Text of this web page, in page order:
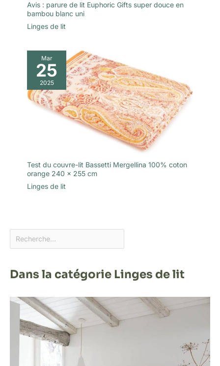
Avis : parure de lit Euphoric Gifts super douce en
bambou blanc uni
Linges de lit
Mar
25
2025
Test du couvre-lit Bassetti Mergellina 100% coton
orange 240 x 255 cm
Linges de lit
Dans la catégorie Linges de lit